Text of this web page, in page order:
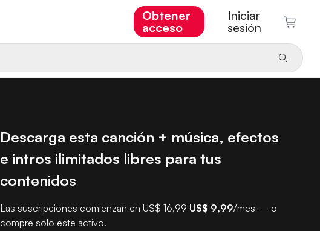
Obtener
acceso
Iniciar
sesión
Descarga esta canción + música, efectos
e intros ilimitados libres para tus
contenidos
Las suscripciones comienzan enUS$ 16,99 US$ 9,99/mes — o
compre solo este activo.